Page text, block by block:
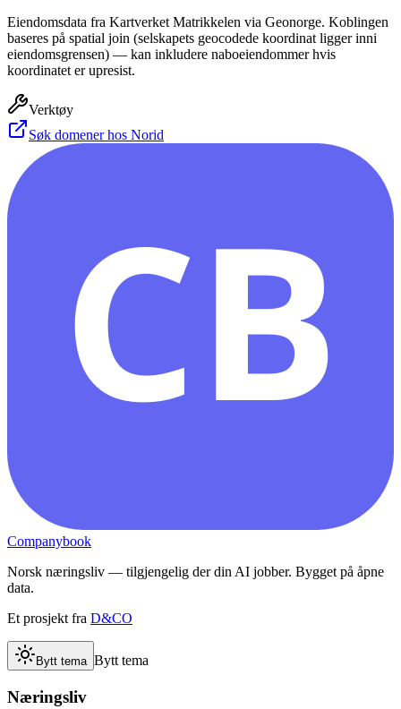
Eiendomsdata fra Kartverket Matrikkelen via Geonorge. Koblingen
baseres på spatial join (selskapets geocodede koordinat ligger inni
eiendomsgrensen) — kan inkludere naboeiendommer hvis
koordinatet er upresist.
Verktøy
Søk domener hos Norid
CB
Companybook
Norsk næringsliv — tilgjengelig der din AI jobber. Bygget på åpne
data.
Et prosjekt fra D&CO
Bytt tema Bytt tema
Næringsliv